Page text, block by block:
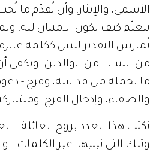
الأسمى، والإيثار، وأن نُقدّم ما
نتعلّم كيف يكون الامتنان لله،
نُمارس التقدير ليس ككلمة
من البيت.. من الوالدين. ويكفي
ما يحمله من قداسة، وفرح -
والصفاء، وإدخال الفرح،
نكتب هذا العدد بروح العائلة..
وتلك التي نبنيها، عبر